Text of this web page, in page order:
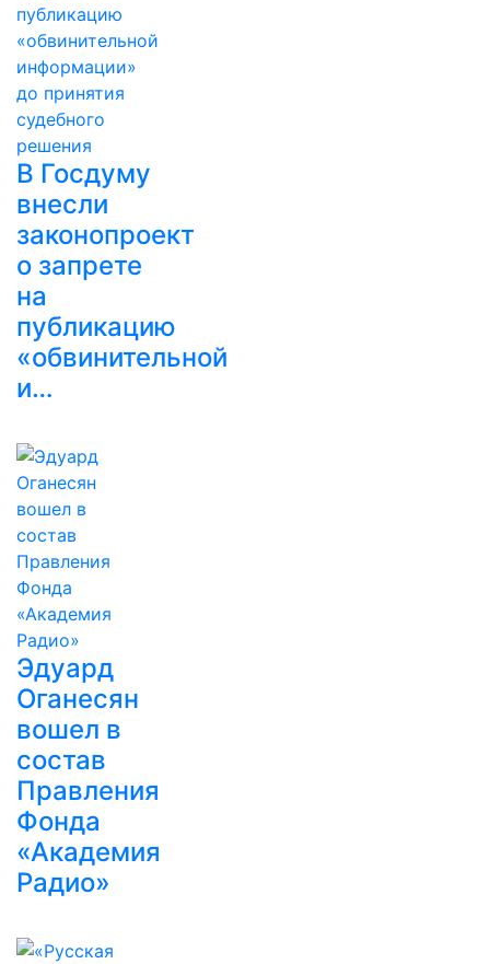
В Госдуму
внесли
законопроект
о запрете
на
публикацию
«обвинительной
и…
Эдуард
Оганесян
вошел в
состав
Правления
Фонда
«Академия
Радио»